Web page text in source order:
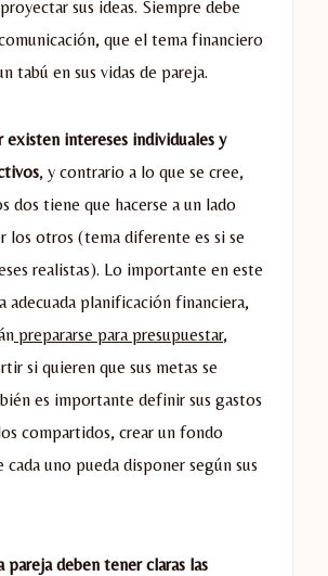
sus ideas. Siempre debe
que el tema financiero
tabú en sus vidas de pareja.
existen intereses individuales y
, y contrario a lo que se cree,
dos tiene que hacerse a un lado
los otros (tema diferente es si se
realistas). Lo importante en este
adecuada planificación financiera,
prepararse para presupuestar,
si quieren que sus metas se
es importante definir sus gastos
compartidos, crear un fondo
cada uno pueda disponer según sus
pareja deben tener claras las